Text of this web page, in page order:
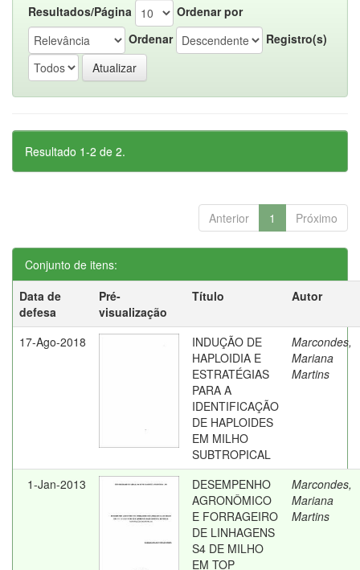
Resultados/Página
Ordenar por
Ordenar
Registro(s)
Resultado 1-2 de 2.
Anterior 1 Próximo
Conjunto de itens:
Data de
defesa
Pré-
visualização
Título Autor
17-Ago-2018
INDUÇÃO DE
HAPLOIDIA E
ESTRATÉGIAS
PARA A
IDENTIFICAÇÃO
DE HAPLOIDES
EM MILHO
SUBTROPICAL
Marcondes,
Mariana
Martins
1-Jan-2013
DESEMPENHO
AGRONÔMICO
E FORRAGEIRO
DE LINHAGENS
S4 DE MILHO
EM TOP
Marcondes,
Mariana
Martins